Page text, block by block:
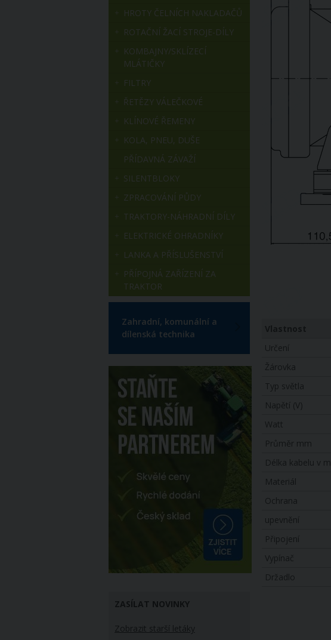
Určení
Žárovka
Typ světla
Napětí (V)
Watt
Průměr mm
Délka kabelu v m
Materiál
Ochrana
upevnění
Připojení
Vypínač
Držadlo
HROTY ČELNÍCH NAKLADAČŮ
ROTAČNÍ ŽACÍ STROJE-DÍLY
KOMBAJNY/SKLÍZECÍ
MLÁTIČKY
FILTRY
ŘETĚZY VÁLEČKOVÉ
KLÍNOVÉ ŘEMENY
KOLA, PNEU, DUŠE
PŘÍDAVNÁ ZÁVAŽÍ
SILENTBLOKY
ZPRACOVÁNÍ PŮDY
TRAKTORY-NÁHRADNÍ DÍLY
ELEKTRICKÉ OHRADNÍKY
LANKA A PŘÍSLUŠENSTVÍ
PŘÍPOJNÁ ZAŘÍZENÍ ZA
TRAKTOR
Zahradní, komunální a
dílenská technika
ZASÍLAT NOVINKY
Zobrazit starší letáky